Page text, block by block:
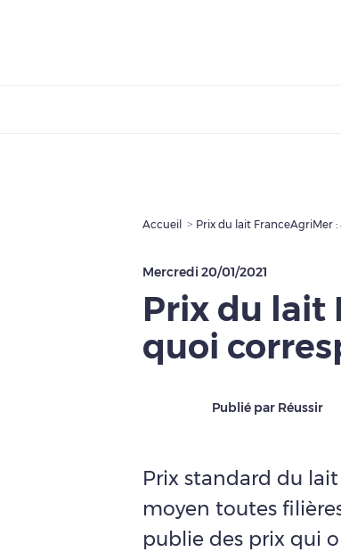
Accueil Prix du lait FranceAgriMer
Mercredi 20/01/2021
Prix du lait
quoi
Publié par Réussir
Prix standard du
moyen toutes
publie des prix qui